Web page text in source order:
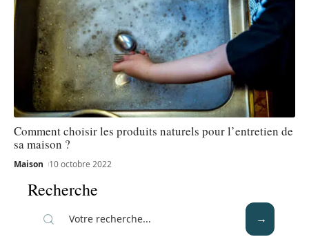
Comment choisir les produits naturels pour l’entretien de
sa maison ?
Maison 10 octobre 2022
Recherche